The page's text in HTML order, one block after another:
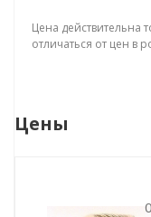
Цена действительна
отличаться от цен в
Цены